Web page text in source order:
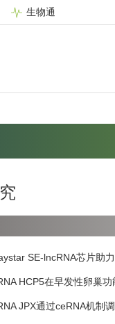
生物通
SE-lncRNA芯片助
HCP5在早发性卵巢
JPX通过ceRNA机制